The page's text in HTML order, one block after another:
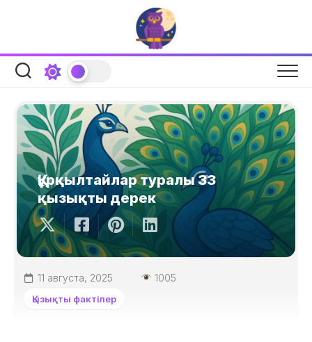
Құрқылтайлар туралы 33
қызықты дерек
11 августа, 2025 1005
Қызықты фактілер